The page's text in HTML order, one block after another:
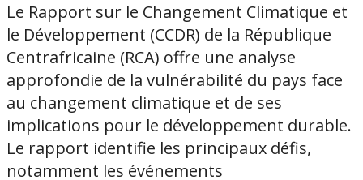
Le Rapport sur le Changement Climatique et
le Développement (CCDR) de la République
Centrafricaine (RCA) offre une analyse
approfondie de la vulnérabilité du pays face
au changement climatique et de ses
implications pour le développement durable.
Le rapport identifie les principaux défis,
notamment les événements